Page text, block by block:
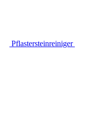
Pflastersteinreiniger